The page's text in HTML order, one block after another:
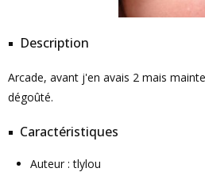
Description
Arcade, avant j'en avais 2 mais
dégoûté.
Caractéristiques
Auteur : tlylou